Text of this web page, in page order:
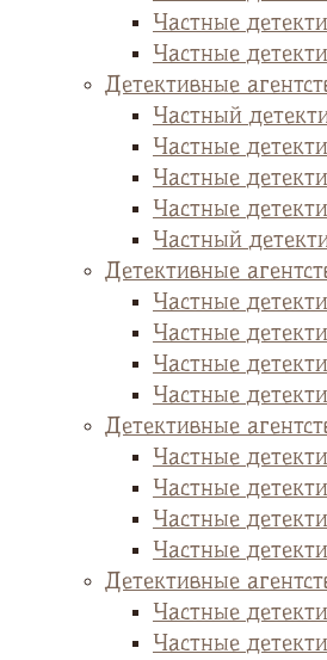
Частные
Частные
Детективные
Частный
Частные
Частные
Частные
Частный
Детективные
Частные
Частные
Частные
Частные
Детективные
Частные
Частные
Частные
Частные
Детективные
Частные
Частные